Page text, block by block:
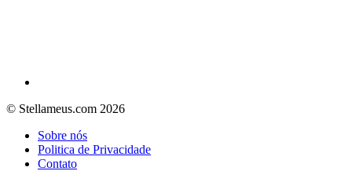
© Stellameus.com 2026
Sobre nós
Politica de Privacidade
Contato